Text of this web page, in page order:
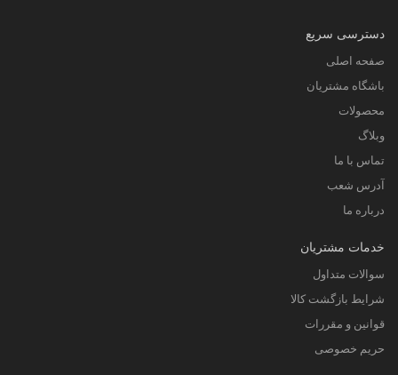
دسترسی سریع
صفحه اصلی
باشگاه مشتریان
محصولات
وبلاگ
تماس با ما
آدرس شعب
درباره ما
خدمات مشتریان
سوالات متداول
شرایط بازگشت کالا
قوانین و مقررات
حریم خصوصی